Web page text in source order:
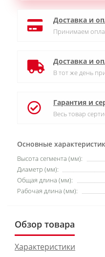
Основные
Высота сегмента (мм):
Диаметр (мм):
Общая длина (мм):
Рабочая длина (мм):
Доставка и
Принимаем
Доставка и
В тот же день
Гарантия и
Весь товар
Обзор товара
Характеристики